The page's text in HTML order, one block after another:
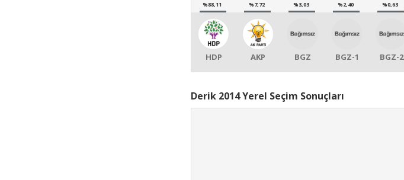
%88,11
HDP
%7,72
AKP
%3,03
BGZ
%2,40
BGZ-1
%0,63
BGZ-2
Derik 2014 Yerel Seçim Sonuçları